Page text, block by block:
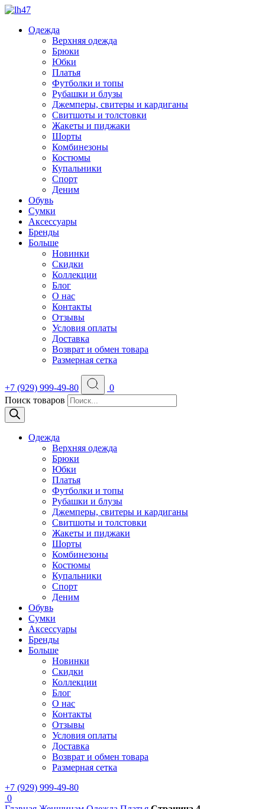
Одежда
Верхняя одежда
Брюки
Юбки
Платья
Футболки и топы
Рубашки и блузы
Джемперы, свитеры и кардиганы
Свитшоты и толстовки
Жакеты и пиджаки
Шорты
Комбинезоны
Костюмы
Купальники
Спорт
Деним
Обувь
Сумки
Аксессуары
Бренды
Больше
Новинки
Скидки
Коллекции
Блог
О нас
Контакты
Отзывы
Условия оплаты
Доставка
Возврат и обмен товара
Размерная сетка
+7 (929) 999-49-80
0
Поиск товаров
Одежда
Верхняя одежда
Брюки
Юбки
Платья
Футболки и топы
Рубашки и блузы
Джемперы, свитеры и кардиганы
Свитшоты и толстовки
Жакеты и пиджаки
Шорты
Комбинезоны
Костюмы
Купальники
Спорт
Деним
Обувь
Сумки
Аксессуары
Бренды
Больше
Новинки
Скидки
Коллекции
Блог
О нас
Контакты
Отзывы
Условия оплаты
Доставка
Возврат и обмен товара
Размерная сетка
+7 (929) 999-49-80
0